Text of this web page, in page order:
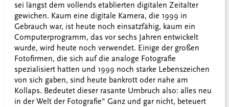
sei längst dem vollends etablierten digitalen Zeitalter
gewichen. Kaum eine digitale Kamera, die 1999 in
Gebrauch war, ist heute noch einsatzfähig, kaum ein
Computerprogramm, das vor sechs Jahren entwickelt
wurde, wird heute noch verwendet. Einige der großen
Fotofirmen, die sich auf die analoge Fotografie
spezialisiert hatten und 1999 noch starke Lebenszeichen
von sich gaben, sind heute bankrott oder nahe am
Kollaps. Bedeutet dieser rasante Umbruch also: alles neu
in der Welt der Fotografie" Ganz und gar nicht, beteuert